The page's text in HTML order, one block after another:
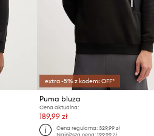
extra -5% z kodem: OFF*
Puma bluza
Cena aktualna:
189,99 zł
Cena regularna: 329,99 zł
Najniższa cena: 199,99 zł